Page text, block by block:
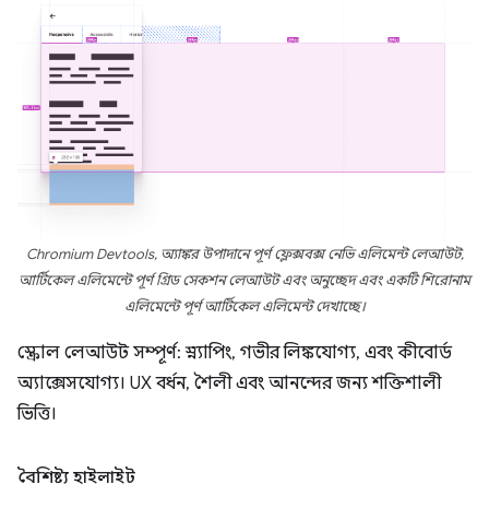
Chromium Devtools, অ্যাঙ্কর উপাদানে পূর্ণ ফ্লেক্সবক্স নেভি এলিমেন্ট লেআউট,
আর্টিকেল এলিমেন্টে পূর্ণ গ্রিড সেকশন লেআউট এবং অনুচ্ছেদ এবং একটি শিরোনাম
এলিমেন্টে পূর্ণ আর্টিকেল এলিমেন্ট দেখাচ্ছে।
স্ক্রোল লেআউট সম্পূর্ণ: স্ন্যাপিং, গভীর লিঙ্কযোগ্য, এবং কীবোর্ড
অ্যাক্সেসযোগ্য। UX বর্ধন, শৈলী এবং আনন্দের জন্য শক্তিশালী
ভিত্তি।
বৈশিষ্ট্য হাইলাইট